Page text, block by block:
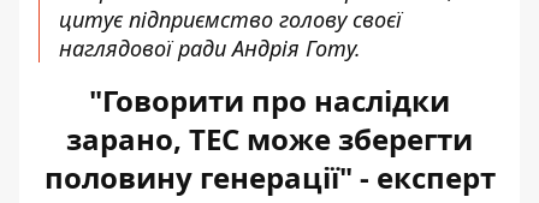
цитує підприємство голову своєї
наглядової ради Андрія Готу.
"Говорити про наслідки
зарано, ТЕС може зберегти
половину генерації" - експерт